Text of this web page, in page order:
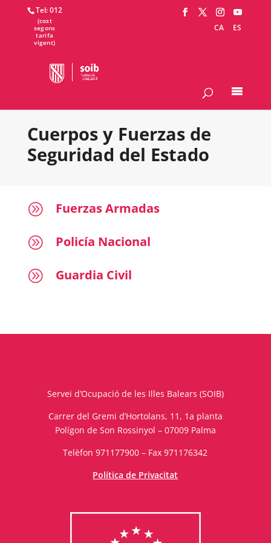
Tel: 012
CA
ES
Cuerpos y Fuerzas de
Seguridad del Estado
A Fuerzas Armadas
A Policía Nacional
A Guardia Civil
Servei d’Ocupació de les Illes Balears (SOIB)
Carrer del Gremi d’Hortolans, 11, 1a planta
Polígon de Son Rossinyol – 07009 Palma
Telèfon 971177900 – Fax 971176342
Política de Privacitat